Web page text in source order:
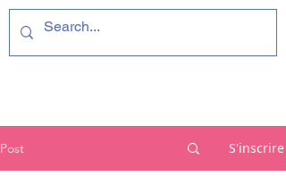
Post S'inscrire